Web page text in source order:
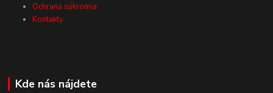
Ochrana súkromia
Kontakty
Kde nás nájdete